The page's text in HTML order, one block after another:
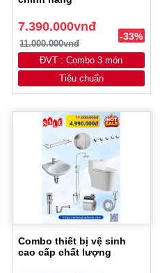
7.390.000vnđ
11.000.000vnđ
-33%
ĐVT : Combo 3 món
Tiêu chuẩn
Combo thiết bị vệ sinh
cao cấp chất lượng